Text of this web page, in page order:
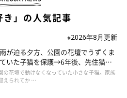
このときも、『またやってるな』と
き」の人気記事
※2026年8月更新
が迫る夕方、公園の花壇でうずくま
いた子猫を保護→6年後、先住猫
姉妹”のような関係に
の花壇で動けなくなっていた小さな子猫。家族
えられてか …